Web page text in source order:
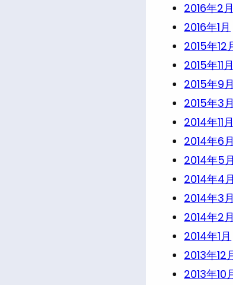
2016年2月
2016年1月
2015年12
2015年11月
2015年9月
2015年3月
2014年11月
2014年6月
2014年5月
2014年4月
2014年3月
2014年2月
2014年1月
2013年12
2013年10